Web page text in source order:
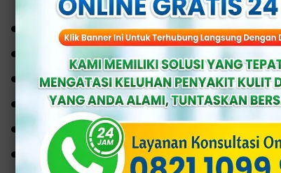
Terasa panas di area vagina
Cairan yang dihasilkan kental serta
Rasa gatal tersebar di vagina
Cairan berwarna kuning,
Muncul cairan yang berlebihan
Nyeri panggul atau perdarahan